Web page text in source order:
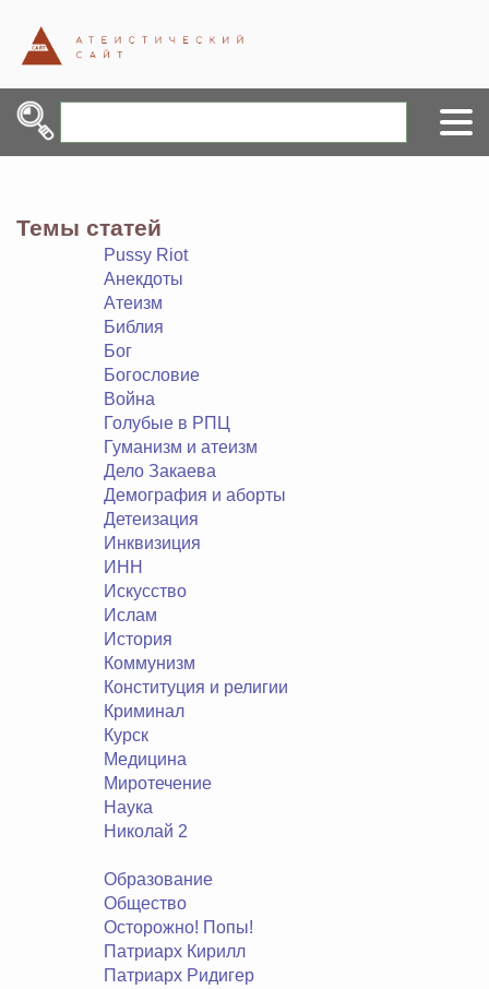
Темы статей
Pussy Riot
Анекдоты
Атеизм
Библия
Бог
Богословие
Война
Голубые в РПЦ
Гуманизм и атеизм
Дело Закаева
Демография и аборты
Детеизация
Инквизиция
ИНН
Искусство
Ислам
История
Коммунизм
Конституция и религии
Криминал
Курск
Медицина
Миротечение
Наука
Николай 2
Образование
Общество
Осторожно! Попы!
Патриарх Кирилл
Патриарх Ридигер